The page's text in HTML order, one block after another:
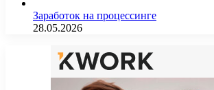
Заработок на процессинге
28.05.2026